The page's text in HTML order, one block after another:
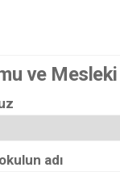
ve
adı